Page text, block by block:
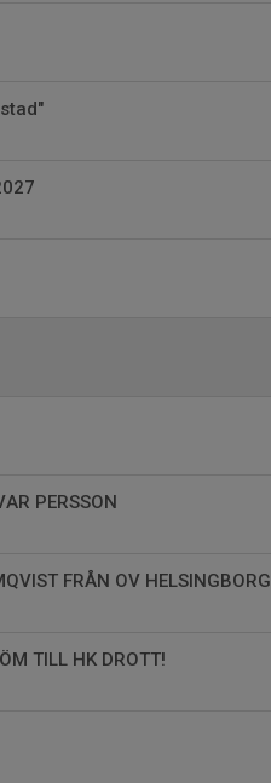
PERSSON
FRÅN OV HELSINGBORG
TILL HK DROTT!